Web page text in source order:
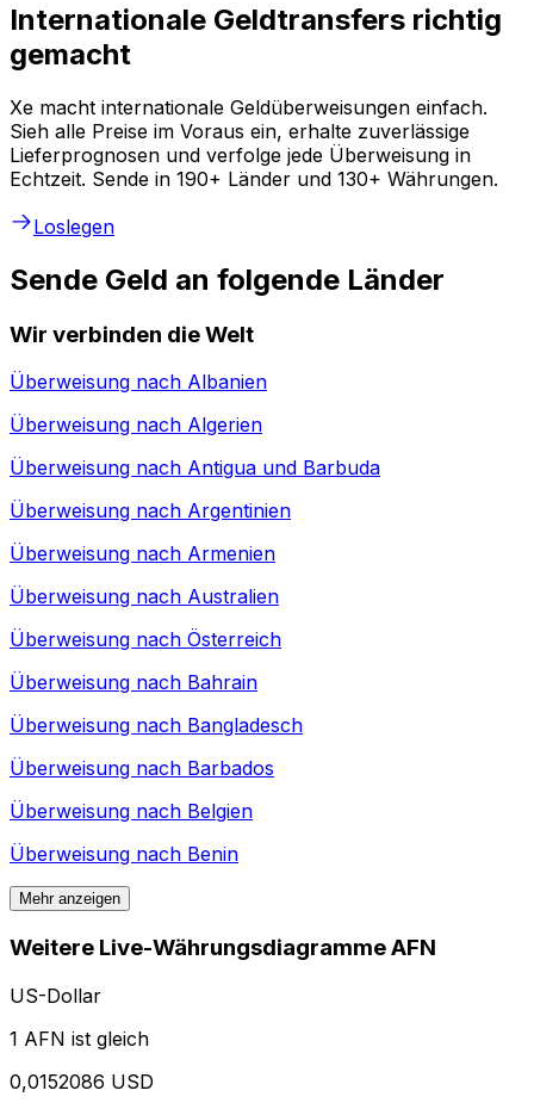
Internationale Geldtransfers richtig
gemacht
Xe macht internationale Geldüberweisungen einfach.
Sieh alle Preise im Voraus ein, erhalte zuverlässige
Lieferprognosen und verfolge jede Überweisung in
Echtzeit. Sende in 190+ Länder und 130+ Währungen.
Loslegen
Sende Geld an folgende Länder
Wir verbinden die Welt
Überweisung nach Albanien
Überweisung nach Algerien
Überweisung nach Antigua und Barbuda
Überweisung nach Argentinien
Überweisung nach Armenien
Überweisung nach Australien
Überweisung nach Österreich
Überweisung nach Bahrain
Überweisung nach Bangladesch
Überweisung nach Barbados
Überweisung nach Belgien
Überweisung nach Benin
Mehr anzeigen
Weitere Live-Währungsdiagramme AFN
US-Dollar
1 AFN ist gleich
0,0152086 USD